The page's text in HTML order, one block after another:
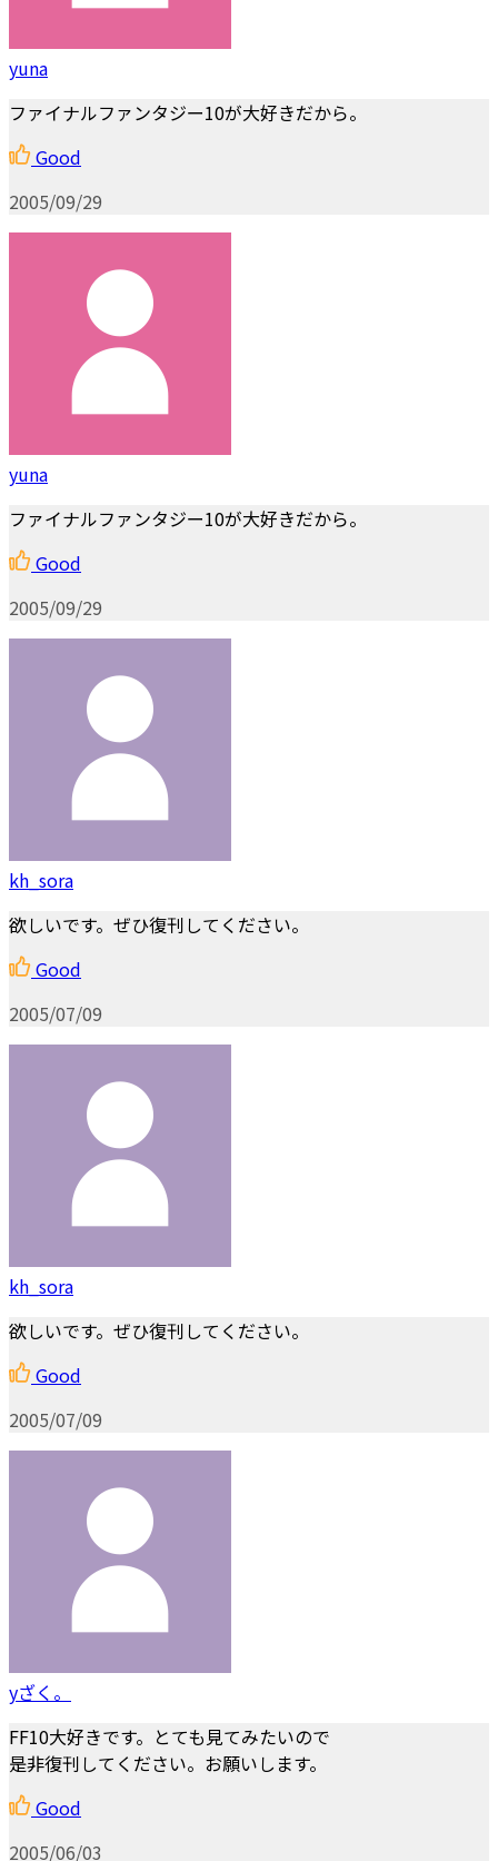
yuna
ファイナルファンタジー10が大好きだから。
Good
2005/09/29
yuna
ファイナルファンタジー10が大好きだから。
Good
2005/09/29
kh_sora
欲しいです。ぜひ復刊してください。
Good
2005/07/09
kh_sora
欲しいです。ぜひ復刊してください。
Good
2005/07/09
yざく。
FF10大好きです。とても見てみたいので
是非復刊してください。お願いします。
Good
2005/06/03